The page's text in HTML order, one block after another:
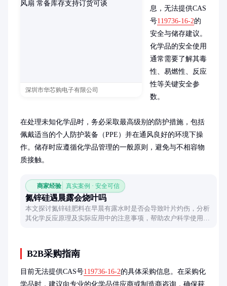
深圳市华芯购电子有限公司
息，无法提供CAS
号119736-16-2的
安全与储存建议。
化学品的安全使用
通常需要了解其毒
性、易燃性、反应
性等关键安全参
数。
在处理未知化学品时，务必采取最高级别的防护措施，包括
佩戴适当的个人防护装备（PPE）并在通风良好的环境下操
作。储存时应遵循化学品管理的一般原则，避免与不相容物
质接触。
商家经验 真实案例 · 安全可信
氮锌硅遇晨露会烧叶吗
本文探讨氮锌硅肥料在早晨有露水时是否会导致叶片灼伤，分析
其化学反应原理及实际应用中的注意事项，帮助农户科学使用肥
B2B采购指南
目前无法提供CAS号119736-16-2的具体采购信息。在采购化
学品时，建议向专业的化学品供应商或制造商咨询，确保获